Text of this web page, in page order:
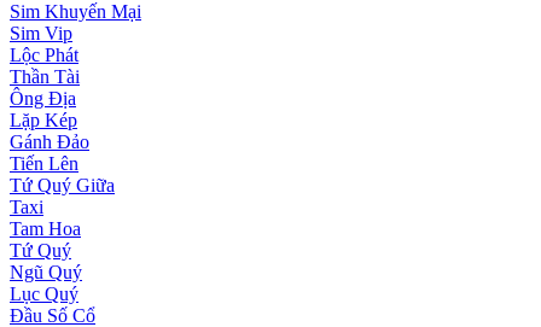
Sim Khuyến Mại
Sim Vip
Lộc Phát
Thần Tài
Ông Địa
Lặp Kép
Gánh Đảo
Tiến Lên
Tứ Quý Giữa
Taxi
Tam Hoa
Tứ Quý
Ngũ Quý
Lục Quý
Đầu Số Cổ